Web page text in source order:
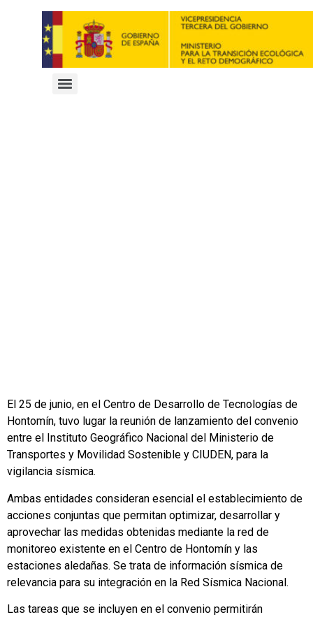
El 25 de junio, en el Centro de Desarrollo de Tecnologías de
Hontomín, tuvo lugar la reunión de lanzamiento del convenio
entre el Instituto Geográfico Nacional del Ministerio de
Transportes y Movilidad Sostenible y CIUDEN, para la
vigilancia sísmica.
Ambas entidades consideran esencial el establecimiento de
acciones conjuntas que permitan optimizar, desarrollar y
aprovechar las medidas obtenidas mediante la red de
monitoreo existente en el Centro de Hontomín y las
estaciones aledañas. Se trata de información sísmica de
relevancia para su integración en la Red Sísmica Nacional.
Las tareas que se incluyen en el convenio permitirán